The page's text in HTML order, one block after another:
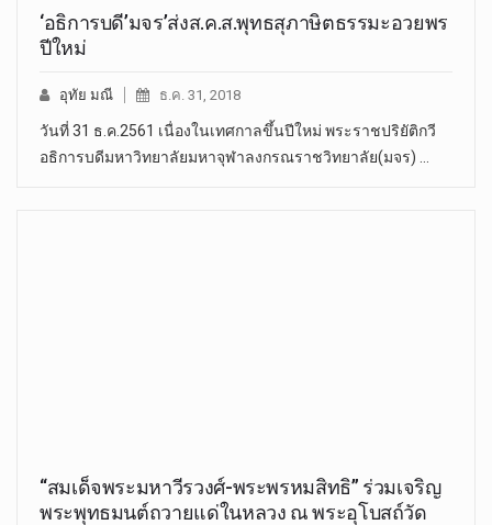
‘อธิการบดี’มจร’ส่งส.ค.ส.พุทธสุภาษิตธรรมะอวยพร
ปีใหม่
อุทัย มณี ธ.ค. 31, 2018
วันที่ 31 ธ.ค.2561 เนื่องในเทศกาลขึ้นปีใหม่ พระราชปริยัติกวี
อธิการบดีมหาวิทยาลัยมหาจุฬาลงกรณราชวิทยาลัย(มจร) …
“สมเด็จพระมหาวีรวงศ์-พระพรหมสิทธิ” ร่วมเจริญ
พระพุทธมนต์ถวายแด่ในหลวง ณ พระอุโบสถ์วัด